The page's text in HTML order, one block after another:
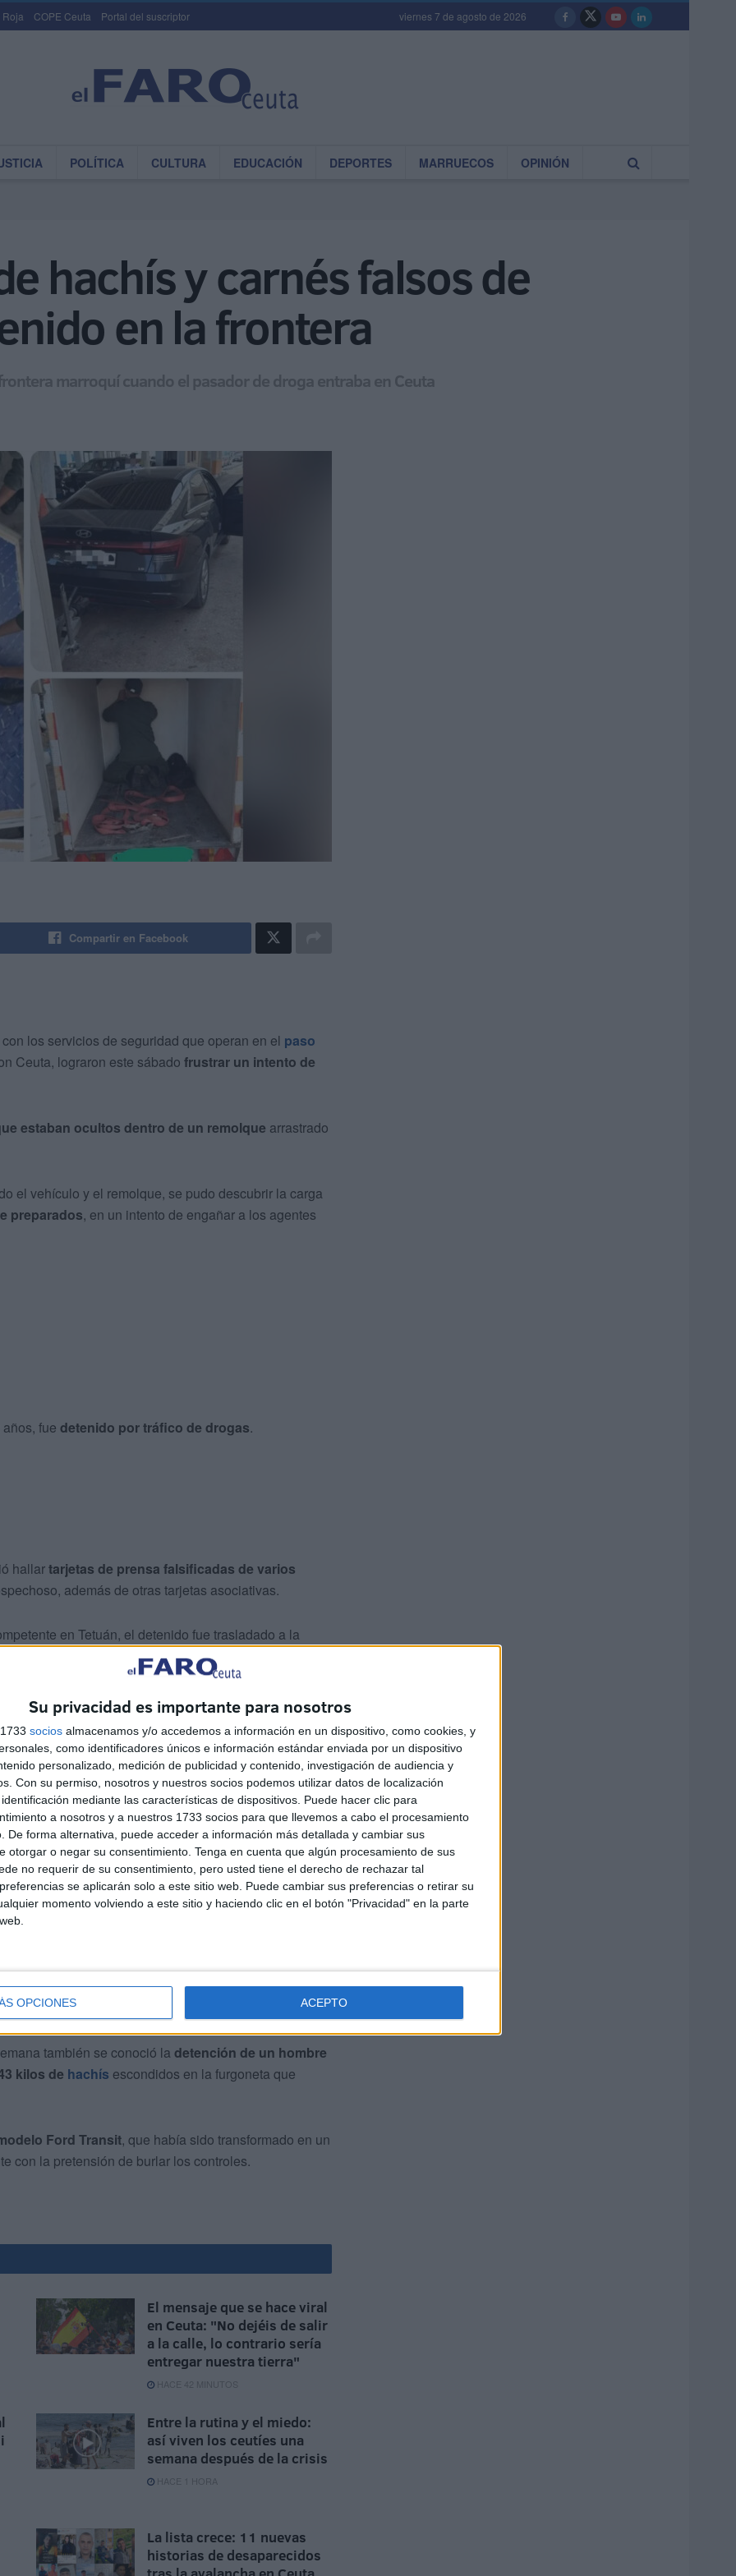
Su privacidad es importante para nosotros
socios almacenamos y/o accedemos a información en un dispositivo, como cookies, y
como identificadores únicos e información estándar enviada por un dispositivo
personalizado, medición de publicidad y contenido, investigación de audiencia y
Con su permiso, nosotros y nuestros socios podemos utilizar datos de localización
mediante las características de dispositivos. Puede hacer clic para
a nosotros y a nuestros 1733 socios para que llevemos a cabo el procesamiento
De forma alternativa, puede acceder a información más detallada y cambiar sus
otorgar o negar su consentimiento. Tenga en cuenta que algún procesamiento de sus
no requerir de su consentimiento, pero usted tiene el derecho de rechazar tal
se aplicarán solo a este sitio web. Puede cambiar sus preferencias o retirar su
momento volviendo a este sitio y haciendo clic en el botón "Privacidad" en la parte
OPCIONES ACEPTO
Roja COPE Ceuta Portal del suscriptor viernes 7 de agosto de 2026
POLÍTICA CULTURA EDUCACIÓN DEPORTES MARRUECOS OPINIÓN
hachís y carnés falsos de
en la frontera
marroquí cuando el pasador de droga entraba en Ceuta
Compartir en Facebook
los servicios de seguridad que operan en el paso
Ceuta, lograron este sábado frustrar un intento de
estaban ocultos dentro de un remolque arrastrado
el vehículo y el remolque, se pudo descubrir la carga
preparados, en un intento de engañar a los agentes
fue detenido por tráfico de drogas.
hallartarjetas de prensa falsificadas de varios
además de otras tarjetas asociativas.
en Tetuán, el detenido fue trasladado a la
con el fin de determinar las
red detrás de ella, dado que el valor estimado de
tal y como informa el medio akhbarona.com.
han sido retenidos a la espera de completar el
Público.
semana
también se conoció la detención de un hombre
kilos de hachís escondidos en la furgoneta que
Ford Transit, que había sido transformado en un
con la pretensión de burlar los controles.
El mensaje que se hace viral
en Ceuta: "No dejéis de salir
a la calle, lo contrario sería
entregar nuestra tierra"
HACE 42 MINUTOS
Entre la rutina y el miedo:
así viven los ceutíes una
semana después de la crisis
HACE 1 HORA
La lista crece: 11 nuevas
historias de desaparecidos